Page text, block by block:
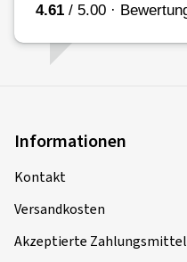
Informationen
Kontakt
Versandkosten
Akzeptierte Zahlungsmittel